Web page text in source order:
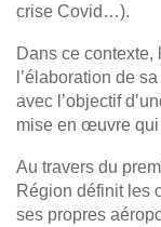
crise Covid…).
Dans ce
l’élaboration de sa
avec l’objectif
mise en œuvre qui
Au travers du
Région définit les
ses propres